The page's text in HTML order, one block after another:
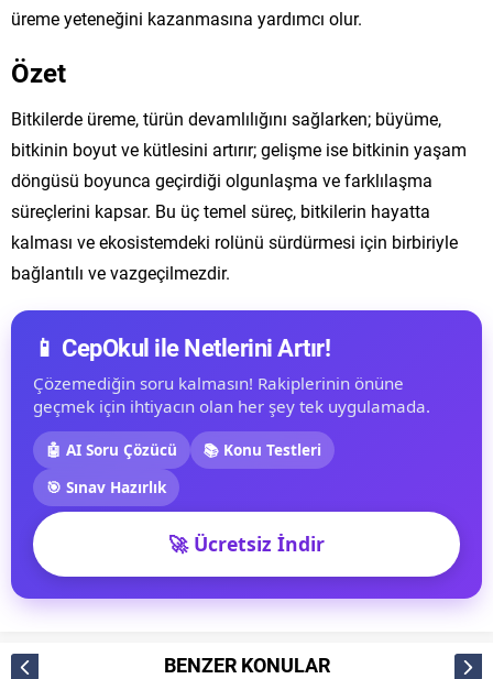
üreme yeteneğini kazanmasına yardımcı olur.
Özet
Bitkilerde üreme, türün devamlılığını sağlarken; büyüme,
bitkinin boyut ve kütlesini artırır; gelişme ise bitkinin yaşam
döngüsü boyunca geçirdiği olgunlaşma ve farklılaşma
süreçlerini kapsar. Bu üç temel süreç, bitkilerin hayatta
kalması ve ekosistemdeki rolünü sürdürmesi için birbiriyle
bağlantılı ve vazgeçilmezdir.
📱 CepOkul ile Netlerini Artır!
Çözemediğin soru kalmasın! Rakiplerinin önüne
geçmek için ihtiyacın olan her şey tek uygulamada.
🤖 AI Soru Çözücü
📚 Konu Testleri
🎯 Sınav Hazırlık
🚀 Ücretsiz İndir
BENZER KONULAR